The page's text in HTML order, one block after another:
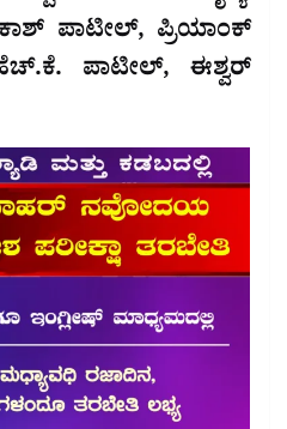
ಪಾಟೀಲ್, ಪ್ರಿಯಾಂಕ್
ಪಾಟೀಲ್, ಈಶ್ವರ್